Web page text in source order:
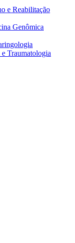
e Reabilitação
Genômica
Traumatologia